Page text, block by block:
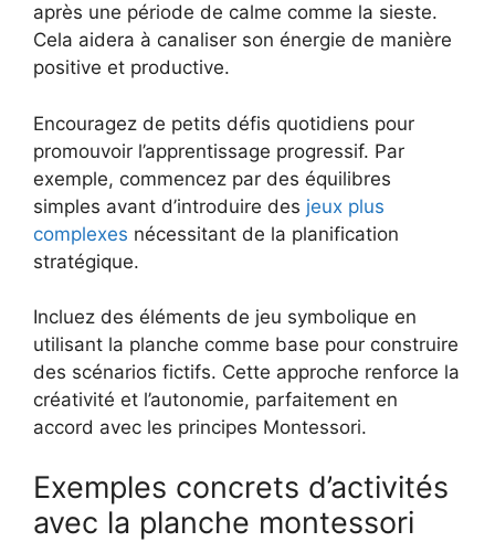
après une période de calme comme la sieste.
Cela aidera à canaliser son énergie de manière
positive et productive.
Encouragez de petits défis quotidiens pour
promouvoir l’apprentissage progressif. Par
exemple, commencez par des équilibres
simples avant d’introduire des jeux plus
complexes nécessitant de la planification
stratégique.
Incluez des éléments de jeu symbolique en
utilisant la planche comme base pour construire
des scénarios fictifs. Cette approche renforce la
créativité et l’autonomie, parfaitement en
accord avec les principes Montessori.
Exemples concrets d’activités
avec la planche montessori